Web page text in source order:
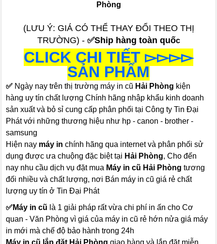
Phòng
(LƯU Ý: GIÁ CÓ THỂ THAY ĐỔI THEO THỊ
TRƯỜNG) - ✅Ship hàng toàn quốc
CLICK CHI TIẾT ▻▻▻▻
SẢN PHẨM
✅ Ngày nay trên thị trường máy in cũ Hải Phòng kiện
hàng uy tín chất lượng Chính hãng nhập khẩu kinh doanh
sản xuất và bỏ sỉ cung cấp phân phối tại Công ty Tin Đại
Phát với những thương hiệu như hp - canon - brother -
samsung
Hiện nay máy in chính hãng qua internet và phân phối sử
dụng được ưa chuộng đặc biệt tại Hải Phòng, Cho đến
nay nhu cầu dịch vụ đặt mua Máy in cũ Hải Phòng tương
đối nhiều và chất lượng, nơi Bán máy in cũ giá rẻ chất
lượng uy tín ở Tin Đại Phát
✅Máy in cũ là 1 giải pháp rất vừa chi phí in ấn cho Cơ
quan - Văn Phòng vì giá của máy in cũ rẻ hớn nửa giá máy
in mới mà chế độ bảo hành trong 24h